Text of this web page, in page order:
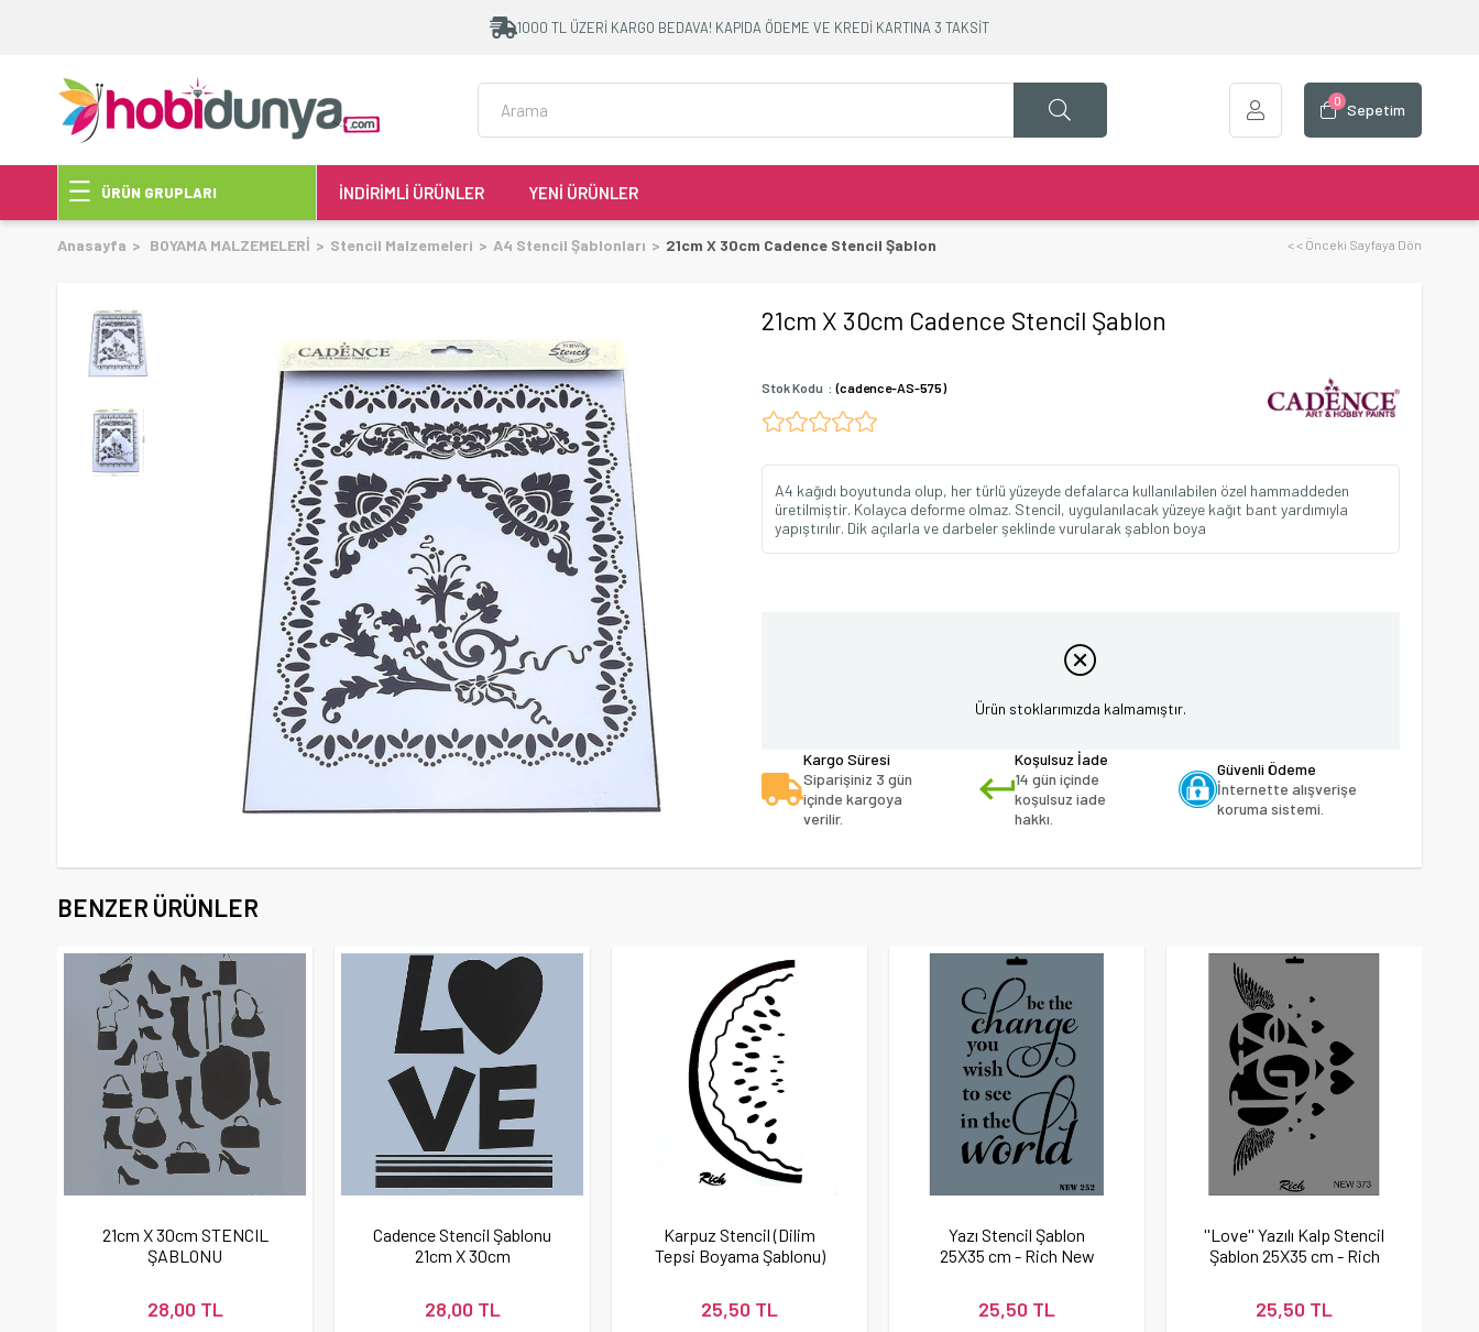
1000 TL ÜZERİ KARGO BEDAVA! KAPIDA ÖDEME VE KREDİ KARTINA 3 TAKSİT
Sepetim
0
ÜRÜN GRUPLARI İNDİRİMLİ ÜRÜNLER YENİ ÜRÜNLER
Anasayfa BOYAMA MALZEMELERİ Stencil Malzemeleri A4 Stencil Şablonları 21cm X 30cm Cadence Stencil Şablon < < Önceki Sayfaya Dön
21cm X 30cm Cadence Stencil Şablon
Stok Kodu (cadence-AS-575)
A4 kağıdı boyutunda olup, her türlü yüzeyde defalarca kullanılabilen özel hammaddeden
üretilmiştir. Kolayca deforme olmaz. Stencil, uygulanılacak yüzeye kağıt bant yardımıyla
yapıştırılır. Dik açılarla ve darbeler şeklinde vurularak şablon boya
Ürün stoklarımızda kalmamıştır.
Kargo Süresi
Siparişiniz 3 gün
içinde kargoya
verilir.
Koşulsuz İade
14 gün içinde
koşulsuz iade
hakkı.
Güvenli Ödeme
İnternette alışverişe
koruma sistemi.
BENZER ÜRÜNLER
21cm X 30cm STENCIL
ŞABLONU
28,00 TL
Cadence Stencil Şablonu
21cm X 30cm
28,00 TL
Karpuz Stencil (Dilim
Tepsi Boyama Şablonu)
25,50 TL
Yazı Stencil Şablon
25X35 cm - Rich New
25,50 TL
''Love'' Yazılı Kalp Stencil
Şablon 25X35 cm - Rich
25,50 TL